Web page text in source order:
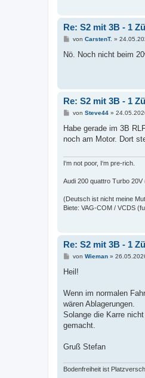
Re: S2 mit 3B - 1
B
i
von CarstenT. »
Nö. Noch nicht beim
Re: S2 mit 3B - 1
B
i
r
von Steve44»
Habe gerade im 3B
noch am Motor. Dort
I‘m not poor, I‘m pre-rich.
Audi 200 quattro Turbo
(Deutsch ist nicht meine
Biete: VAG-COM / VCDS
Re: S2 mit 3B - 1
B
i
a
von Wieman»
Heil!
Wenn im normalen
wären Ablagerungen.
Solange die Karre
gemacht.
Gruß Stefan
Bodenfreiheit ist